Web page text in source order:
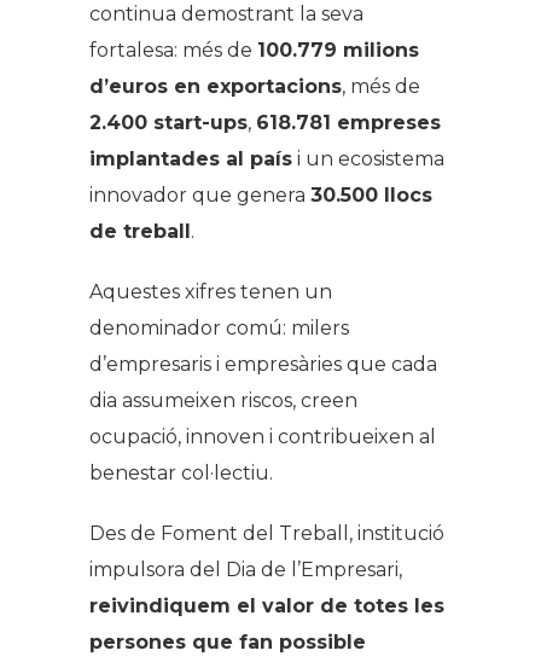
continua demostrant la seva
fortalesa: més de 100.779 milions
d’euros en exportacions, més de
2.400 start-ups, 618.781 empreses
implantades al país i un ecosistema
innovador que genera 30.500 llocs
de treball.
Aquestes xifres tenen un
denominador comú: milers
d’empresaris i empresàries que cada
dia assumeixen riscos, creen
ocupació, innoven i contribueixen al
benestar col·lectiu.
Des de Foment del Treball, institució
impulsora del Dia de l’Empresari,
reivindiquem el valor de totes les
persones que fan possible